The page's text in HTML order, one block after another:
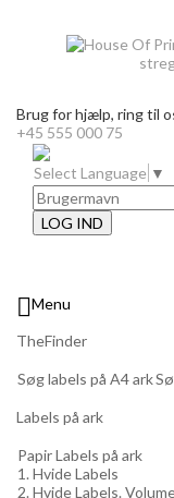
Brug for hjælp, ring til
+45 555 000 75
Select Language ▼
LOG IND
Menu
TheFinder
Søg labels på A4 ark
Labels på ark
Papir Labels på ark
1. Hvide Labels
2. Hvide Labels.